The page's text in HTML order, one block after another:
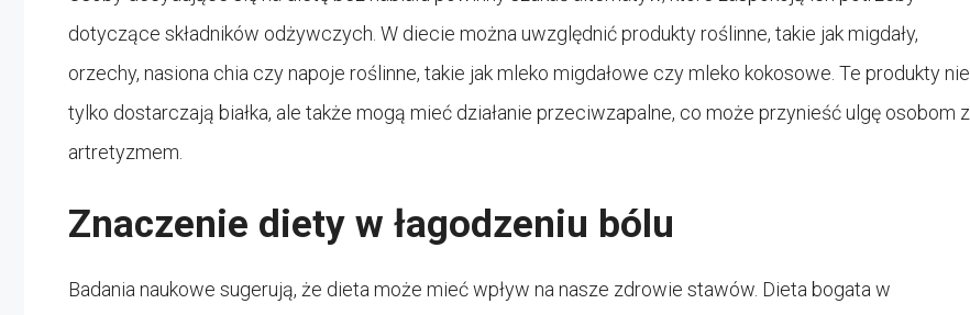
dotyczące składników odżywczych. W diecie można uwzględnić produkty roślinne, takie jak migdały,
orzechy, nasiona chia czy napoje roślinne, takie jak mleko migdałowe czy mleko kokosowe. Te produkty nie
tylko dostarczają białka, ale także mogą mieć działanie przeciwzapalne, co może przynieść ulgę osobom z
artretyzmem.
Znaczenie diety w łagodzeniu bólu
Badania naukowe sugerują, że dieta może mieć wpływ na nasze zdrowie stawów. Dieta bogata w